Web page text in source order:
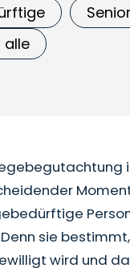
alle
sie
wird und